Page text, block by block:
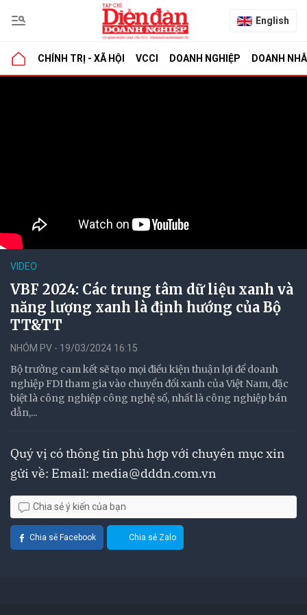
English
CHÍNH TRỊ - XÃ HỘI VCCI DOANH NGHIỆP DOANH
VIDEO
VBF 2024: Các trung tâm dữ liệu xanh và
năng lượng xanh là định hướng của Bộ
TT&TT
NHÓM PV - 19/03/2024 16:15
Bộ trưởng cam kết sẽ tạo mọi điều kiện thuận lợi để doanh
nghiệp FDI tham gia vào chuyển đổi xanh của Việt Nam, đặc
biệt là công nghiệp công nghệ số, nhất là công nghiệp bán
dẫn,...
Quý vị có thông tin phù hợp với chuyên mục xin
gửi về: Email: media@dddn.com.vn
Chia sẻ ý kiến của bạn
Chia sẻ Facebook Chia sẻ Zalo